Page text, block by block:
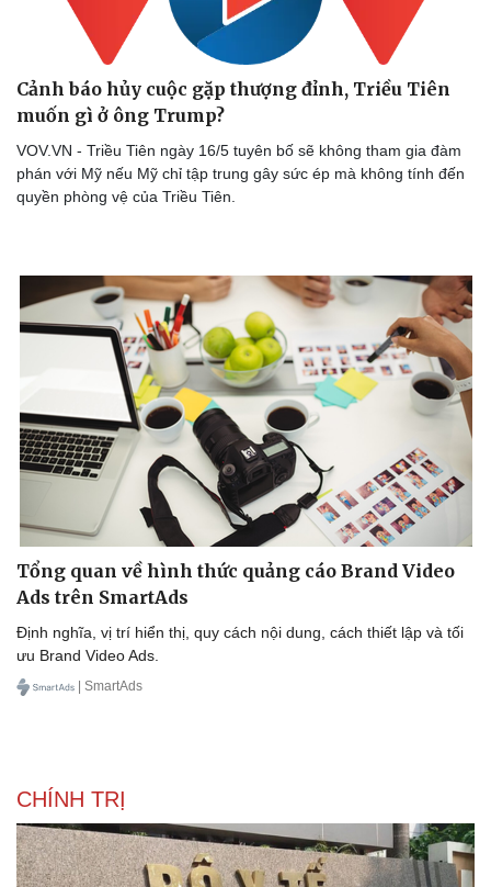
Văn hóa
Sân khấu - Điện ảnh
Giải trí
Nghệ sĩ
Cảnh báo hủy cuộc gặp thượng đỉnh, Triều Tiên
muốn gì ở ông Trump?
VOV.VN - Triều Tiên ngày 16/5 tuyên bố sẽ không tham gia đàm
phán với Mỹ nếu Mỹ chỉ tập trung gây sức ép mà không tính đến
quyền phòng vệ của Triều Tiên.
Tổng quan về hình thức quảng cáo Brand Video
Ads trên SmartAds
Định nghĩa, vị trí hiển thị, quy cách nội dung, cách thiết lập và tối
ưu Brand Video Ads.
| SmartAds
CHÍNH TRỊ